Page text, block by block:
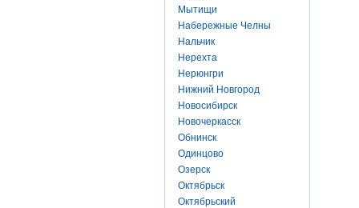
Мытищи
Набережные Челны
Нальчик
Нерехта
Нерюнгри
Нижний Новгород
Новосибирск
Новочеркасск
Обнинск
Одинцово
Озерск
Октябрьск
Октябрьский